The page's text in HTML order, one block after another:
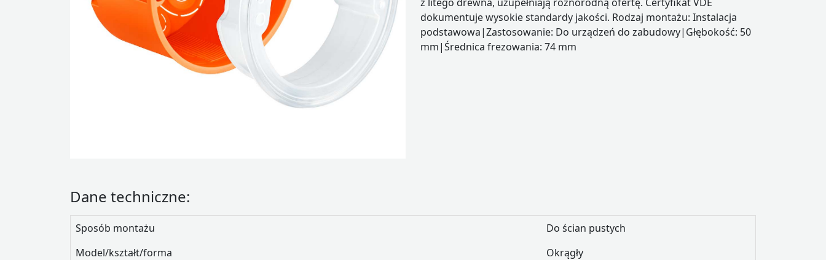
dokumentuje wysokie standardy jakości. Rodzaj montażu: Instalacja
podstawowa|Zastosowanie: Do urządzeń do zabudowy|Głębokość: 50
mm|Średnica frezowania: 74 mm
Dane techniczne:
Sposób montażu
Do ścian pustych
Model/kształt/forma
Okrągły